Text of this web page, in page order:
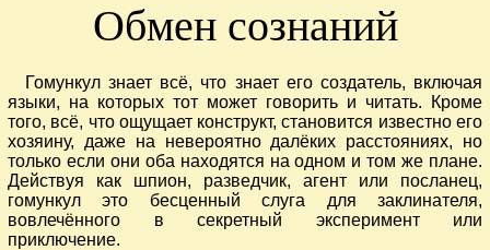
Обмен сознаний
Гомункул знает всё, что знает его создатель, включая
языки, на которых тот может говорить и читать. Кроме
того, всё, что ощущает конструкт, становится известно его
хозяину, даже на невероятно далёких расстояниях, но
только если они оба находятся на одном и том же плане.
Действуя как шпион, разведчик, агент или посланец,
гомункул это бесценный слуга для заклинателя,
вовлечённого в секретный эксперимент или
приключение.